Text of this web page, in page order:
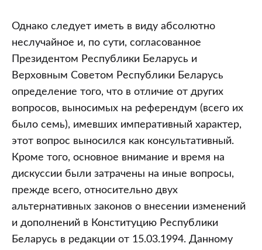
Однако следует иметь в виду абсолютно
неслучайное и, по сути, согласованное
Президентом Республики Беларусь и
Верховным Советом Республики Беларусь
определение того, что в отличие от других
вопросов, выносимых на референдум (всего их
было семь), имевших императивный характер,
этот вопрос выносился как консультативный.
Кроме того, основное внимание и время на
дискуссии были затрачены на иные вопросы,
прежде всего, относительно двух
альтернативных законов о внесении изменений
и дополнений в Конституцию Республики
Беларусь в редакции от 15.03.1994. Данному